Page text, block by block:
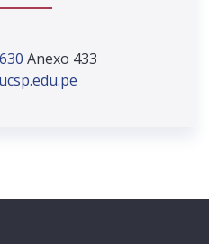
Anexo 433